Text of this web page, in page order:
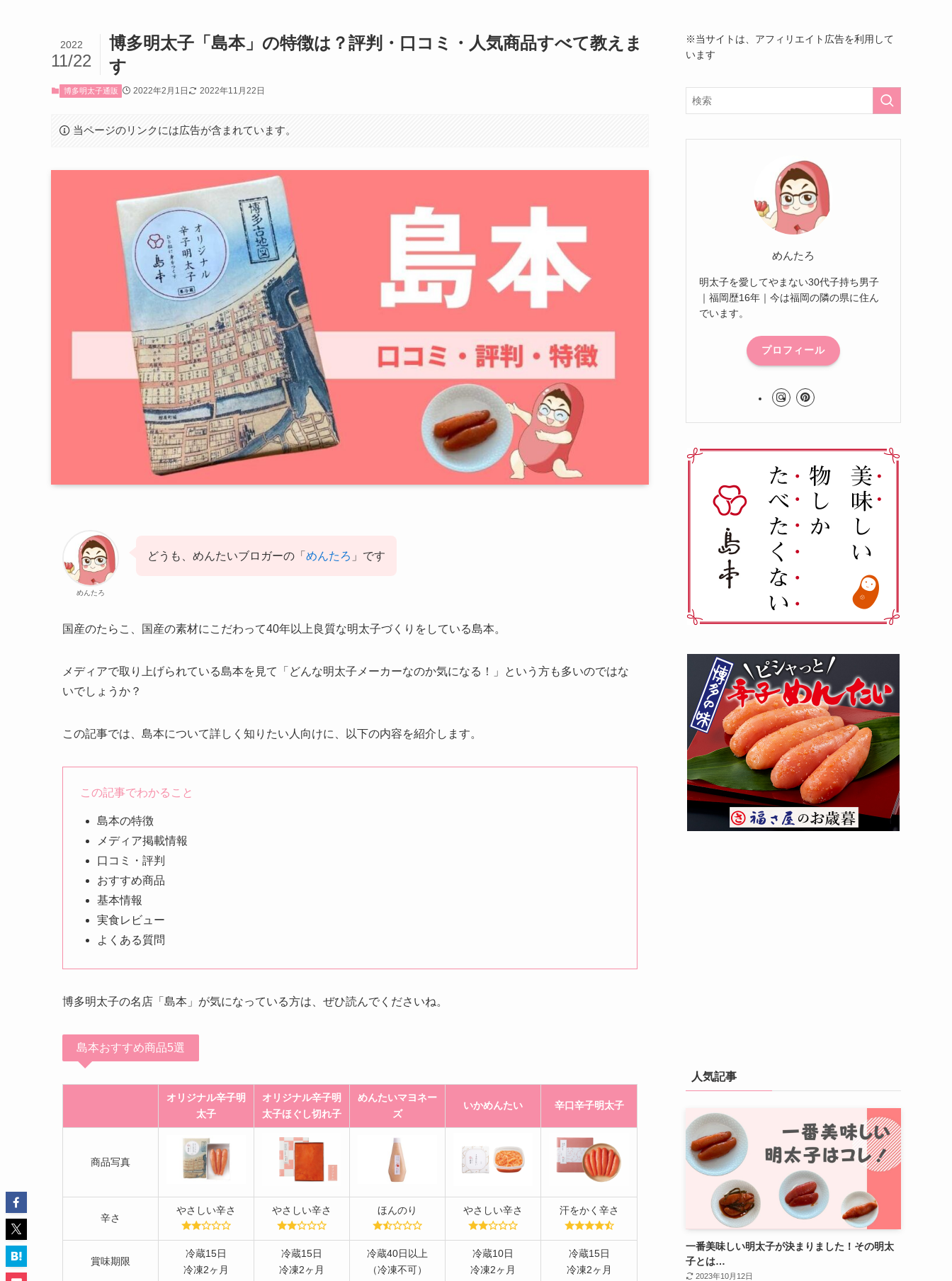
博多明太子「島本」の特徴は？評判・口コミ・人気商品すべて教えま
す
2022
11/22
博多明太子通販 2022年2月1日 2022年11月22日
当ページのリンクには広告が含まれています。
めんたろ
どうも、めんたいブロガーの「 めんたろ 」です
国産のたらこ、国産の素材にこだわって40年以上良質な明太子づくりをしている島本。
メディアで取り上げられている島本を見て「どんな明太子メーカーなのか気になる！」という方も多いのではな
いでしょうか？
この記事では、島本について詳しく知りたい人向けに、以下の内容を紹介します。
この記事でわかること
島本の特徴
メディア掲載情報
口コミ・評判
おすすめ商品
基本情報
実食レビュー
よくある質問
博多明太子の名店「島本」が気になっている方は、ぜひ読んでくださいね。
島本おすすめ商品5選
オリジナル辛子明
太子
オリジナル辛子明
太子ほぐし切れ子
めんたいマヨネー
ズ
いかめんたい 辛口辛子明太子
商品写真
辛さ
やさしい辛さ やさしい辛さ ほんのり やさしい辛さ 汗をかく辛さ
賞味期限
冷蔵15日
冷凍2ヶ月
冷蔵15日
冷凍2ヶ月
冷蔵40日以上
（冷凍不可）
冷蔵10日
冷凍2ヶ月
冷蔵15日
冷凍2ヶ月
※当サイトは、アフィリエイト広告を利用して
います
めんたろ
明太子を愛してやまない30代子持ち男子
｜福岡歴16年｜今は福岡の隣の県に住ん
でいます。
プロフィール
人気記事
一番美味しい明太子が決まりました！その明太
子とは…
2023年10月12日